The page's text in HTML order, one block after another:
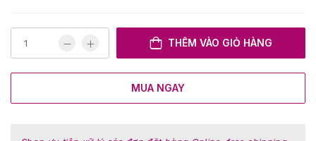
THÊM VÀO GIỎ HÀNG
MUA NGAY